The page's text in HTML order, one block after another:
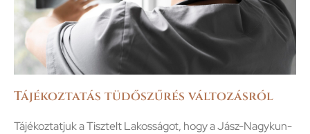
Tájékoztatás tüdőszűrés változásról
Tájékoztatjuk a Tisztelt Lakosságot, hogy a Jász-Nagykun-